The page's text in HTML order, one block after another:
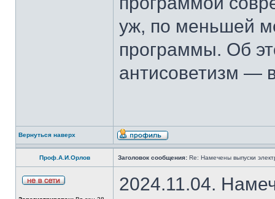
уж, по меньшей
программы. Об
антисоветизм —
Вернуться наверх
Проф.А.И.Орлов Заголовок сообщения: Re: Намечены выпуски
2024.11.04.